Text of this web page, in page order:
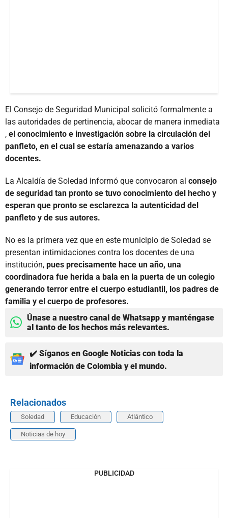
El Consejo de Seguridad Municipal solicitó formalmente a
las autoridades de pertinencia, abocar de manera inmediata
, el conocimiento e investigación sobre la circulación del
panfleto, en el cual se estaría amenazando a varios
docentes.
La Alcaldía de Soledad informó que convocaron al consejo
de seguridad tan pronto se tuvo conocimiento del hecho y
esperan que pronto se esclarezca la autenticidad del
panfleto y de sus autores.
No es la primera vez que en este municipio de Soledad se
presentan intimidaciones contra los docentes de una
institución, pues precisamente hace un año, una
coordinadora fue herida a bala en la puerta de un colegio
generando terror entre el cuerpo estudiantil, los padres de
familia y el cuerpo de profesores.
Únase a nuestro canal de Whatsapp y manténgase
al tanto de los hechos más relevantes.
✔️ Síganos en Google Noticias con toda la
información de Colombia y el mundo.
Relacionados
Soledad Educación Atlántico
Noticias de hoy
PUBLICIDAD